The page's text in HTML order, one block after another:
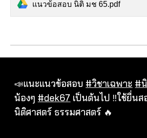
แนวข้อสอบ นิติ มช 65.pdf
📣แนะแนวข้อสอบ #วิชาเฉพาะ #
น้องๆ #dek67 เป็นต้นไป ‼️ใช้ยื่นส
นิติศาสตร์ ธรรมศาสตร์ 🔥